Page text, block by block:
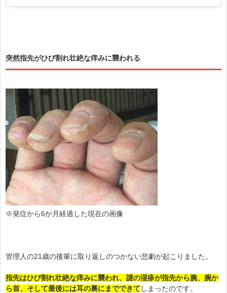
突然指先がひび割れ壮絶な痒みに襲われる
※発症から6か月経過した現在の画像
管理人の21歳の後輩に取り返しのつかない悲劇が起こりました。
指先はひび割れ壮絶な痒みに襲われ、謎の湿疹が指先から腕、腕か
ら首、そして最後には耳の裏にまでできて しまったのです。